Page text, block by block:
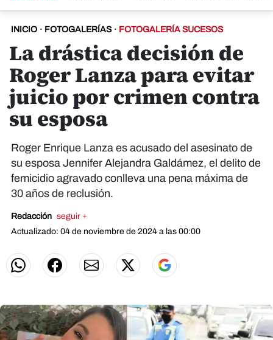
INICIO · FOTOGALERÍAS · FOTOGALERÍA SUCESOS
La drástica decisión de
Roger Lanza para evitar
juicio por crimen contra
su esposa
Roger Enrique Lanza es acusado del asesinato de
su esposa Jennifer Alejandra Galdámez, el delito de
femicidio agravado conlleva una pena máxima de
30 años de reclusión.
Redacción seguir +
Actualizado: 04 de noviembre de 2024 a las 00:00